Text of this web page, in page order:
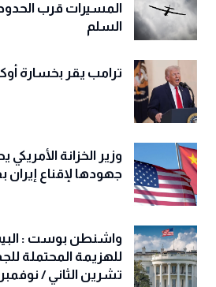
المسيرات قرب
السلم
ترامب يقر بخسارة
وزير الخزانة
جهودها لإقناع
واشنطن بوست :
للهزيمة المحتملة
تشرين الثاني / نوفمبر